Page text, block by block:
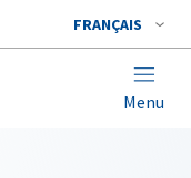
FRANÇAIS
Menu